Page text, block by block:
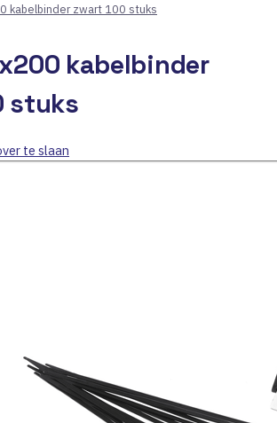
kabelbinder zwart 100 stuks
kabelbinder
stuks
te slaan